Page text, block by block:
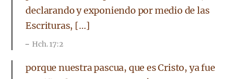
declarando y exponiendo por medio de las
Escrituras, […]
Hch. 17:2
porque nuestra pascua, que es Cristo, ya fue